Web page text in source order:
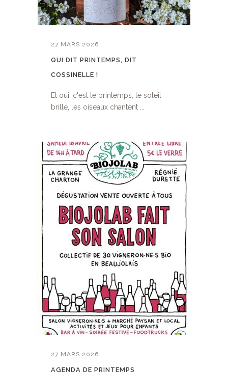
27 MARS 2026
QUI DIT PRINTEMPS, DIT
COSSINELLE !
Et oui, c'est le printemps, le soleil
brille, les oiseaux chantent ...
27 MARS 2026
AGENDA DE PRINTEMPS